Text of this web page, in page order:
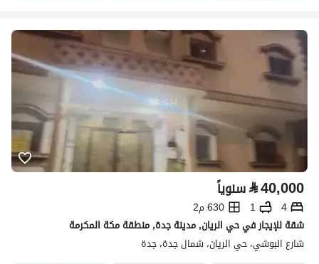
⃁40,000 سنوياً
4
1
630 م2
شقة للإيجار في حي الريان, مدينة جدة, منطقة مكة المكرمة
شارع البوشي، حي الريان، شمال جدة، جدة